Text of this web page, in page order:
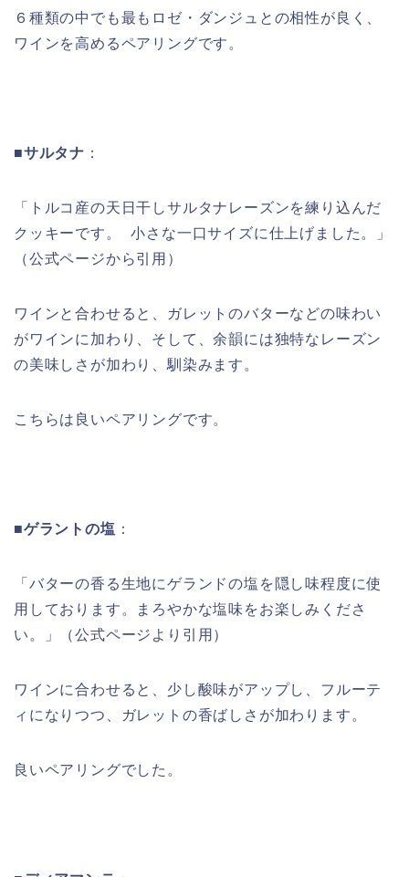
６種類の中でも最もロゼ・ダンジュとの相性が良く、
ワインを高めるペアリングです。
■サルタナ ：
「トルコ産の天日干しサルタナレーズンを練り込んだ
クッキーです。 小さな一口サイズに仕上げました。」
（公式ページから引用）
ワインと合わせると、ガレットのバターなどの味わい
がワインに加わり、そして、余韻には独特なレーズン
の美味しさが加わり、馴染みます。
こちらは良いペアリングです。
■ゲラントの塩 ：
「バターの香る生地にゲランドの塩を隠し味程度に使
用しております。まろやかな塩味をお楽しみくださ
い。」（公式ページより引用）
ワインに合わせると、少し酸味がアップし、フルーテ
ィになりつつ、ガレットの香ばしさが加わります。
良いペアリングでした。